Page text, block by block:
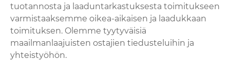
tuotannosta ja laaduntarkastuksesta toimitukseen
varmistaaksemme oikea-aikaisen ja laadukkaan
toimituksen. Olemme tyytyväisiä
maailmanlaajuisten ostajien tiedusteluihin ja
yhteistyöhön.